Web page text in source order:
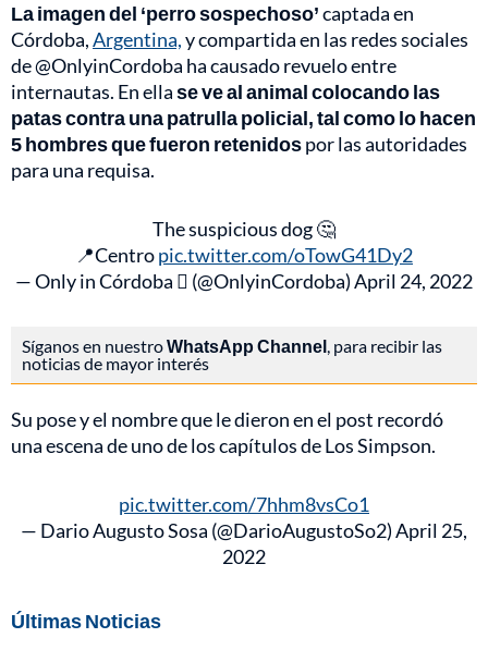
La imagen del ‘perro sospechoso’captada en
Córdoba,Argentina,y compartida en las redes sociales
de @OnlyinCordoba ha causado revuelo entre
internautas. En ellase ve al animal colocando las
patas contra una patrulla policial, tal como lo hacen
5 hombres que fueron retenidospor las autoridades
para una requisa.
The suspicious dog 🤔
📍Centropic.twitter.com/oTowG41Dy2
— Only in Córdoba  (@OnlyinCordoba)April 24, 2022
Síganos en nuestroWhatsApp Channel, para recibir las
noticias de mayor interés
Su pose y el nombre que le dieron en el post recordó
una escena de uno de los capítulos de Los Simpson.
pic.twitter.com/7hhm8vsCo1
— Dario Augusto Sosa (@DarioAugustoSo2)April 25,
2022
Últimas Noticias